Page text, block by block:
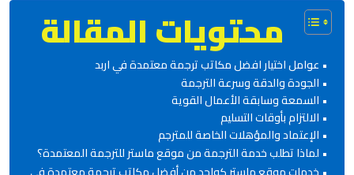
محتويات المقالة
عوامل اختيار افضل مكاتب ترجمة معتمدة في اربد
الجودة والدقة وسرعة الترجمة
السمعة وسابقة الأعمال القوية
الالتزام بأوقات التسليم
الإعتماد والمؤهلات الخاصة للمترجم
لماذا تطلب خدمة الترجمة من موقع ماستر للترجمة المعتمدة؟